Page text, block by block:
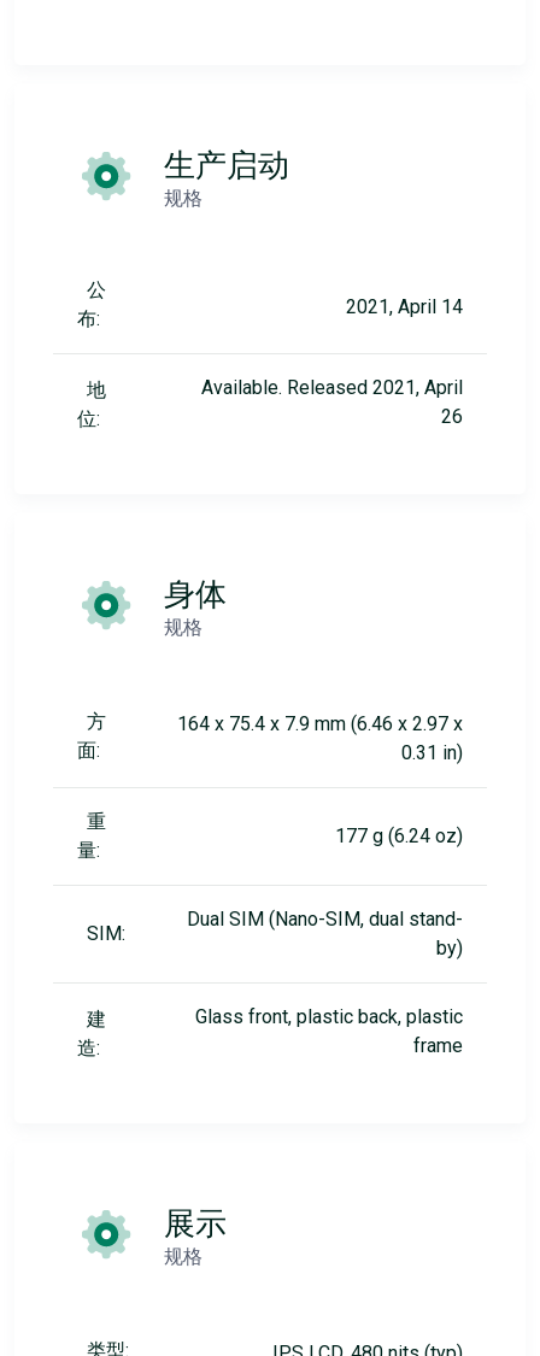
生产启动
规格
公
布:
2021, April 14
地
位:
Available. Released 2021, April
26
身体
规格
方
面:
164 x 75.4 x 7.9 mm (6.46 x 2.97 x
0.31 in)
重
量:
177 g (6.24 oz)
SIM:
Dual SIM (Nano-SIM, dual stand-
by)
建
造:
Glass front, plastic back, plastic
frame
展示
规格
类型: